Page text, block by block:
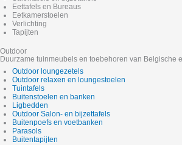
Eettafels en Bureaus
Eetkamerstoelen
Verlichting
Tapijten
Outdoor
Duurzame tuinmeubels en toebehoren van Belgische
Outdoor loungezetels
Outdoor relaxen en loungestoelen
Tuintafels
Buitenstoelen en banken
Ligbedden
Outdoor Salon- en bijzettafels
Buitenpoefs en voetbanken
Parasols
Buitentapijten